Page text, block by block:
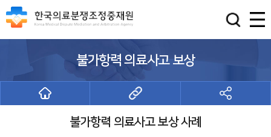
불가항력 의료사고 보상
불가항력 의료사고 보상 사례